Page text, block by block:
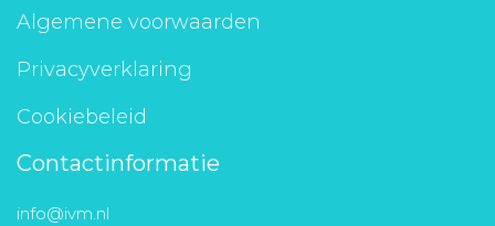
Algemene voorwaarden
Privacyverklaring
Cookiebeleid
Contactinformatie
info@ivm.nl